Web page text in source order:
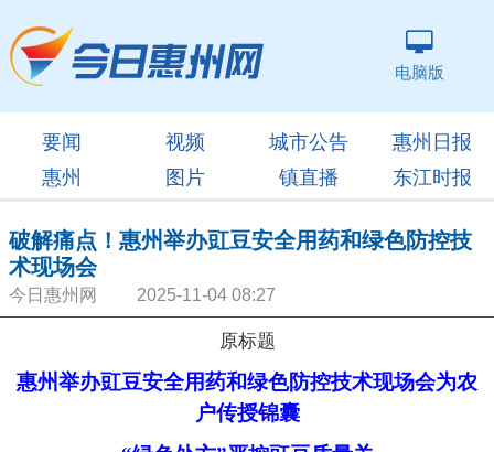
电脑版
要闻 视频 城市公告
惠州日报
惠州
图片 镇直播 东江时报
破解痛点！惠州举办豇豆安全用药和绿色防控技
术现场会
今日惠州网 2025-11-04 08:27
原标题
惠州举办豇豆安全用药和绿色防控技术现场会为农
户传授锦囊